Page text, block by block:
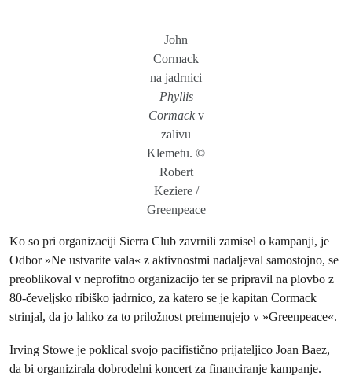
John
Cormack
na jadrnici
Phyllis
Cormackv
zalivu
Klemetu. ©
Robert
Keziere /
Greenpeace
Ko so pri organizaciji Sierra Club zavrnili zamisel o kampanji, je
Odbor »Ne ustvarite vala« z aktivnostmi nadaljeval samostojno, se
preoblikoval v neprofitno organizacijo ter se pripravil na plovbo z
80‑čeveljsko ribiško jadrnico, za katero se je kapitan Cormack
strinjal, da jo lahko za to priložnost preimenujejo v »Greenpeace«.
Irving Stowe je poklical svojo pacifistično prijateljico Joan Baez,
da bi organizirala dobrodelni koncert za financiranje kampanje.